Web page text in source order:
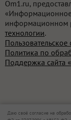
Даю своё согласие на
Om1.ru,
«Информационное
информационном
технологии.
Политика по
Поддержка сайта